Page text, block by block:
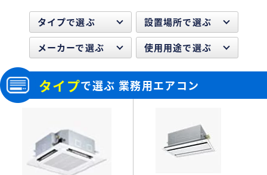
タイプで選ぶ 設置場所で選ぶ
メーカーで選ぶ 使用用途で選ぶ
タイプで選ぶ 業務用エアコン